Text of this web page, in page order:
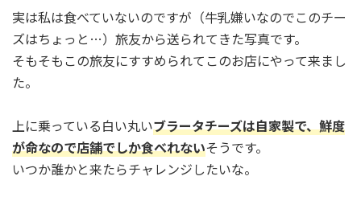
実は私は食べていないのですが（牛乳嫌いなのでこのチー
ズはちょっと…）旅友から送られてきた写真です。
そもそもこの旅友にすすめられてこのお店にやって来まし
た。
上に乗っている白い丸いブラータチーズは自家製で、鮮度
が命なので店舗でしか食べれないそうです。
いつか誰かと来たらチャレンジしたいな。